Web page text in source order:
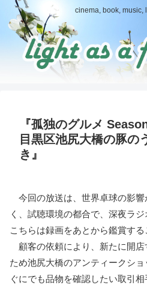
cinema, book, music,
『孤独のグルメ
目黒区池尻大橋の豚の
き』
今回の放送は、世界卓球の影響
く、試聴環境の都合で、深夜ラジ
こちらは録画をあとから鑑賞する
顧客の依頼により、新たに開店
ため池尻大橋のアンティークシ
ぐにでも品物を確認したい取引